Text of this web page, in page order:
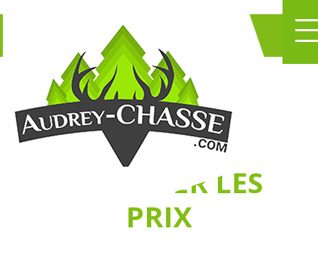
NE PERDEZ PLUS
DE TEMPS
CHASSER LES
PRIX